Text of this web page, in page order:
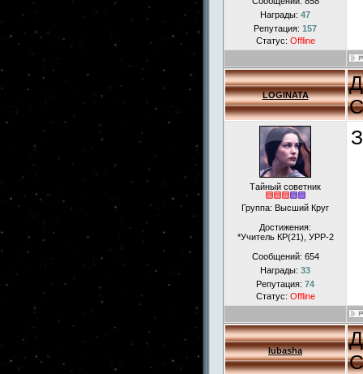
Награды: 47
Репутация: 157
Статус: Offline
LOGINATA
Тайный советник
Группа: Высший Круг
Достижения:
*Учитель КР(21), УРР-2
Сообщений: 654
Награды: 33
Репутация: 74
Статус: Offline
lubasha